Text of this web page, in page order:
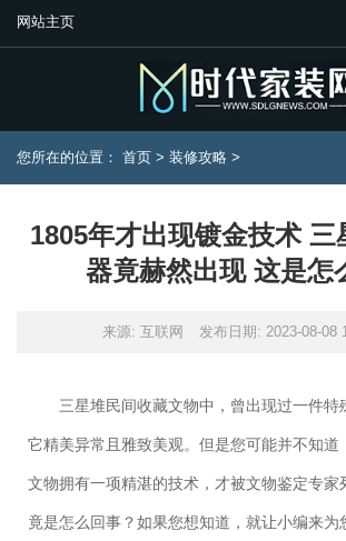
网站主页
您所在的位置： 首页 > 装修攻略 >
1805年才出现镀金技术 三
器竟赫然出现 这是怎
来源: 互联网 发布日期: 2023-08-08
三星堆民间收藏文物中，曾出现过一件特
它精美异常且雅致美观。但是您可能并不知道
文物拥有一项精湛的技术，才被文物鉴定专家
竟是怎么回事？如果您想知道，就让小编来为